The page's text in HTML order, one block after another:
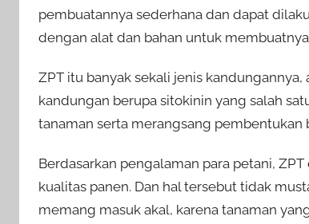
pembuatannya sederhana dan dapat
dengan alat dan bahan untuk
ZPT itu banyak sekali jenis
kandungan berupa sitokinin yang salah
tanaman serta merangsang pembentukan
Berdasarkan pengalaman para petani,
kualitas panen. Dan hal tersebut tidak
memang masuk akal, karena tanaman